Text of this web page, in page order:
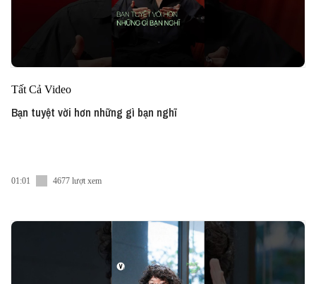
Tất Cả Video
Bạn tuyệt vời hơn những gì bạn nghĩ
01:01 4677 lượt xem